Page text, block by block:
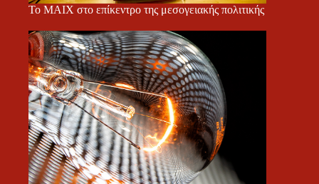
Το ΜΑΙΧ στο επίκεντρο της μεσογειακής πολιτικής